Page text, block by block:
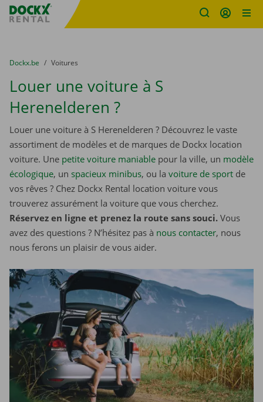
sitename
You are here:
du
Dockx.be to
Voitures
Louer une voiture à S
Herenelderen ?
Louer une voiture à S Herenelderen ? Découvrez le vaste
assortiment de modèles et de marques de Dockx location
voiture. Une petite voiture maniable pour la ville, un modèle
écologique, un spacieux minibus, ou la voiture de sport de
vos rêves ? Chez Dockx Rental location voiture vous
trouverez assurément la voiture que vous cherchez.
Réservez en ligne et prenez la route sans souci. Vous
avez des questions ? N’hésitez pas à nous contacter, nous
nous ferons un plaisir de vous aider.